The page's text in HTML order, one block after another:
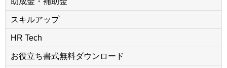
スキルアップ
HR Tech
お役立ち書式無料ダウンロード